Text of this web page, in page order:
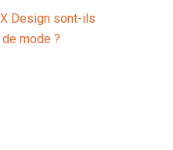
Design sont-ils
mode ?